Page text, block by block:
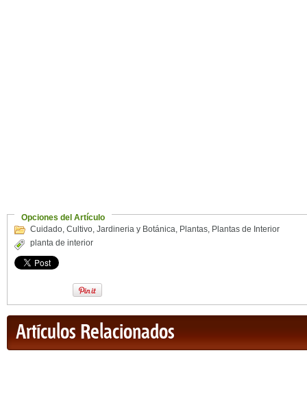
Opciones del Artículo
Cuidado Cultivo Jardineria y Botánica Plantas Plantas de Interior
planta de interior
Artículos Relacionados